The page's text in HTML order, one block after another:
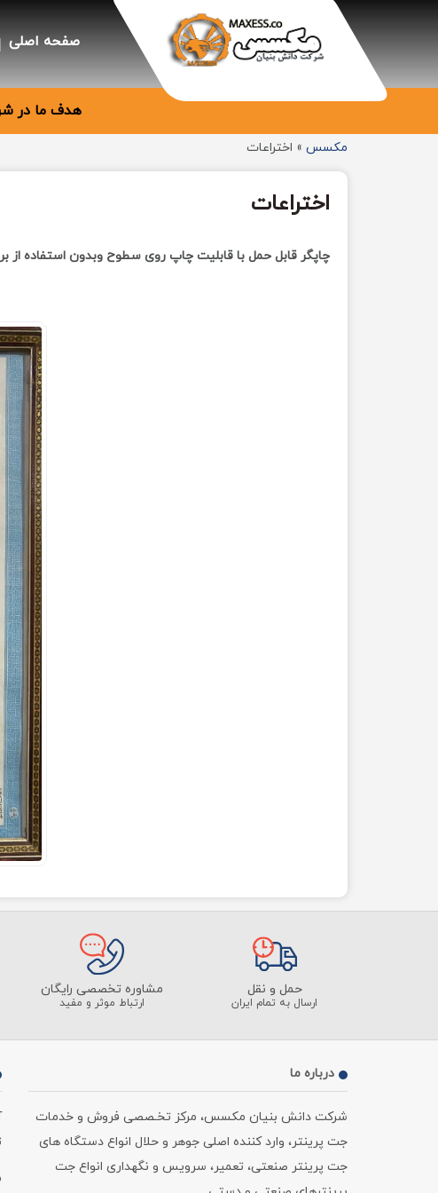
صفحه اصلی
هدف ما در
مکسس » اختراعات
اختراعات
چاپگر قابل حمل با قابلیت چاپ روی سطوح وبدون استفاده از
حمل و نقل
ارسال به تمام ایران
مشاوره تخصصی رایگان
ارتباط موثر و مفید
درباره ما
شرکت دانش بنیان مکسس، مرکز تخـصصی فروش و خدمات
جت پرینتر، وارد کننده اصلی جوهر و حلال انواع دستگاه های
جت پرینتر صنعتی، تعمیر، سرویس و نگهداری انواع جت